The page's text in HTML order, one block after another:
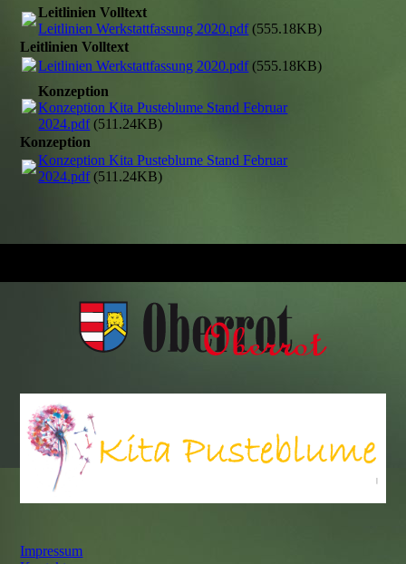
Leitlinien Volltext
Leitlinien Werkstattfassung 2020.pdf(555.18KB)
Leitlinien Volltext
Leitlinien Werkstattfassung 2020.pdf(555.18KB)
Konzeption
Konzeption Kita Pusteblume Stand Februar
2024.pdf(511.24KB)
Konzeption
Konzeption Kita Pusteblume Stand Februar
2024.pdf(511.24KB)
Impressum